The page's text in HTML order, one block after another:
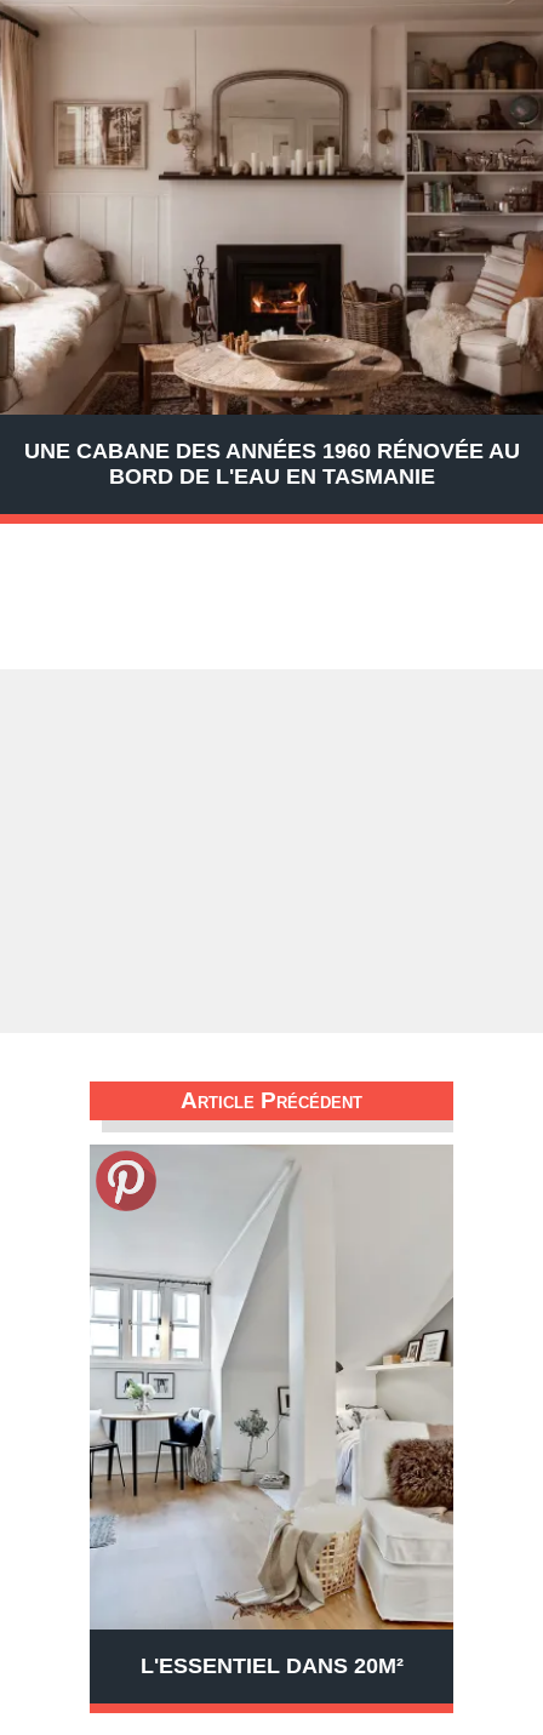
UNE CABANE DES ANNÉES 1960 RÉNOVÉE AU
BORD DE L'EAU EN TASMANIE
Article Précédent
L'ESSENTIEL DANS 20M²